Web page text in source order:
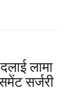
लामा
सर्जरी